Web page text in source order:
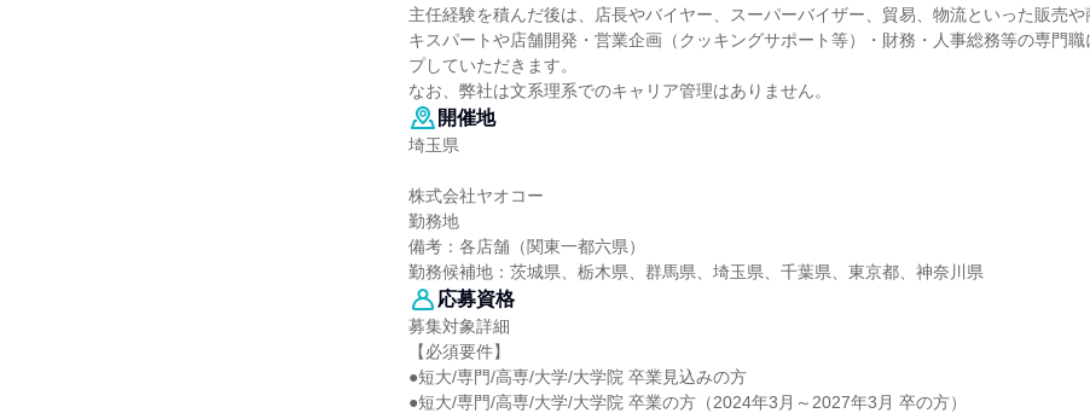
主任経験を積んだ後は、店長やバイヤー、スーパーバイザー、貿易、物流といった販売や
キスパートや店舗開発・営業企画（クッキングサポート等）・財務・人事総務等の専門職
プしていただきます。
なお、弊社は文系理系でのキャリア管理はありません。
開催地
埼玉県
株式会社ヤオコー
勤務地
備考：各店舗（関東一都六県）
勤務候補地：茨城県、栃木県、群馬県、埼玉県、千葉県、東京都、神奈川県
応募資格
募集対象詳細
【必須要件】
●短大/専門/高専/大学/大学院 卒業見込みの方
●短大/専門/高専/大学/大学院 卒業の方（2024年3月～2027年3月 卒の方）